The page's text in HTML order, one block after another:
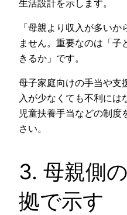
生活設計を示します。
「母親より収入が多い
ません。重要なのは「子
きるか」です。
母子家庭向けの手当や支
入が少なくても不利には
児童扶養手当などの制度
さい。
3. 母親側
拠で示す